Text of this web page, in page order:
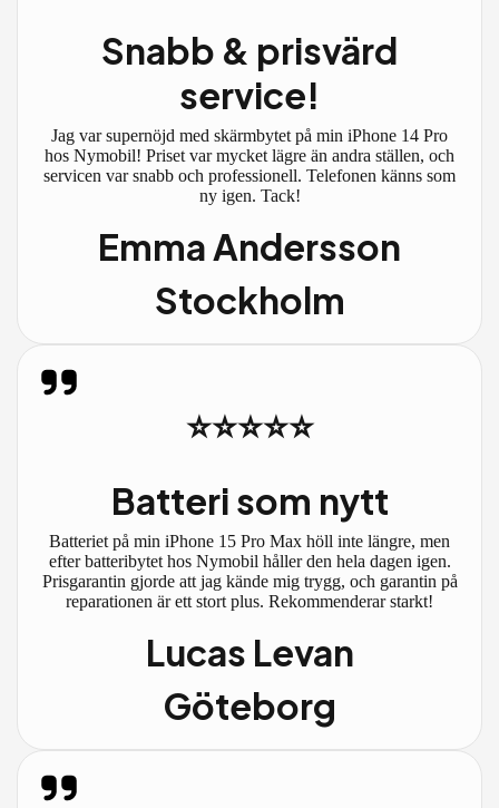
Snabb & prisvärd
service!
Jag var supernöjd med skärmbytet på min iPhone 14 Pro
hos Nymobil! Priset var mycket lägre än andra ställen, och
servicen var snabb och professionell. Telefonen känns som
ny igen. Tack!
Emma Andersson
Stockholm
⭐⭐⭐⭐⭐
Batteri som nytt
Batteriet på min iPhone 15 Pro Max höll inte längre, men
efter batteribytet hos Nymobil håller den hela dagen igen.
Prisgarantin gjorde att jag kände mig trygg, och garantin på
reparationen är ett stort plus. Rekommenderar starkt!
Lucas Levan
Göteborg